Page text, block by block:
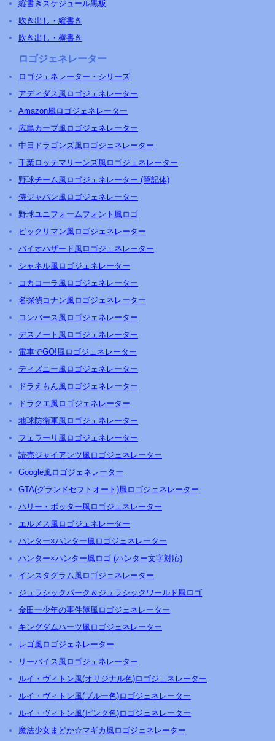
縦書きスケジュール黒板
吹き出し・縦書き
吹き出し・横書き
ロゴジェネレーター
ロゴジェネレーター・シリーズ
アディダス風ロゴジェネレーター
Amazon風ロゴジェネレーター
広島カープ風ロゴジェネレーター
中日ドラゴンズ風ロゴジェネレーター
千葉ロッテマリーンズ風ロゴジェネレーター
野球チーム風ロゴジェネレーター (筆記体)
侍ジャパン風ロゴジェネレーター
野球ユニフォームフォント風ロゴ
ビックリマン風ロゴジェネレーター
バイオハザード風ロゴジェネレーター
シャネル風ロゴジェネレーター
コカコーラ風ロゴジェネレーター
名探偵コナン風ロゴジェネレーター
コンバース風ロゴジェネレーター
デスノート風ロゴジェネレーター
電車でGO!風ロゴジェネレーター
ディズニー風ロゴジェネレーター
ドラえもん風ロゴジェネレーター
ドラクエ風ロゴジェネレーター
地球防衛軍風ロゴジェネレーター
フェラーリ風ロゴジェネレーター
読売ジャイアンツ風ロゴジェネレーター
Google風ロゴジェネレーター
GTA(グランドセフトオート)風ロゴジェネレーター
ハリー・ポッター風ロゴジェネレーター
エルメス風ロゴジェネレーター
ハンター×ハンター風ロゴジェネレーター
ハンター×ハンター風ロゴ (ハンター文字対応)
インスタグラム風ロゴジェネレーター
ジュラシックパーク＆ジュラシックワールド風ロゴ
金田一少年の事件簿風ロゴジェネレーター
キングダムハーツ風ロゴジェネレーター
レゴ風ロゴジェネレーター
リーバイス風ロゴジェネレーター
ルイ・ヴィトン風(オリジナル色)ロゴジェネレーター
ルイ・ヴィトン風(ブルー色)ロゴジェネレーター
ルイ・ヴィトン風(ピンク色)ロゴジェネレーター
魔法少女まどか☆マギカ風ロゴジェネレーター